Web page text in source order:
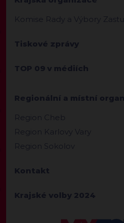
Komise Rady a Výbory
Tiskové zprávy
TOP 09 v médiích
Regionální a místní
Region Cheb
Region Karlovy Vary
Region Sokolov
Kontakt
Krajské volby 2024